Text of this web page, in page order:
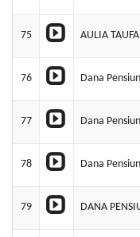
75 AULIA
76 Dana
77 Dana
78 Dana
79 DANA